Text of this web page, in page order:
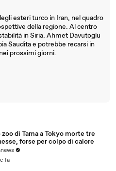
esteri turco in Iran, nel quadro
della regione. Al centro
in Siria. Ahmet Davutoglu
Saudita e potrebbe recarsi in
prossimi giorni.
di Tama a Tokyo morte tre
forse per colpo di calore
fa